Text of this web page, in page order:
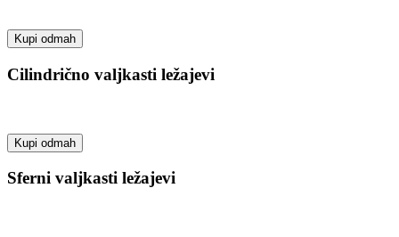
Kupi odmah
Cilindrično valjkasti ležajevi
Kupi odmah
Sferni valjkasti ležajevi